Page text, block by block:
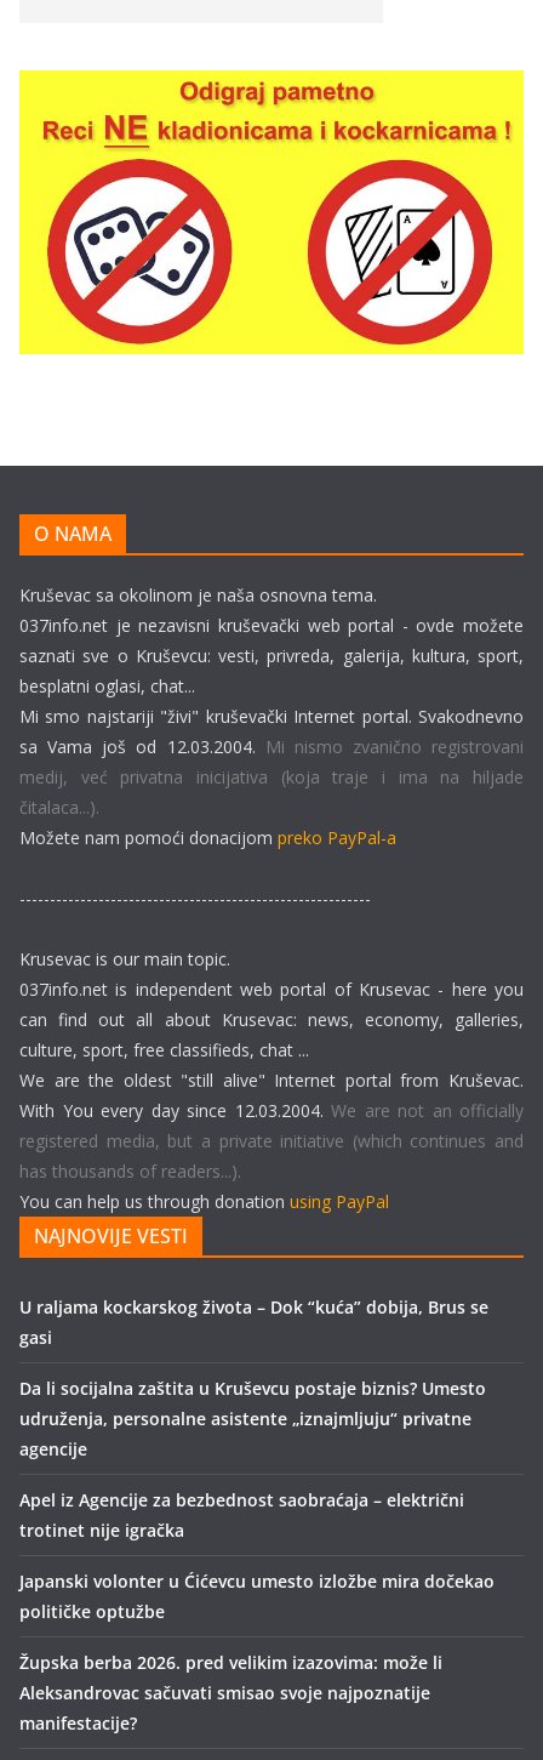
O NAMA
Kruševac sa okolinom je naša osnovna tema.
037info.net je nezavisni kruševački web portal - ovde možete
saznati sve o Kruševcu: vesti, privreda, galerija, kultura, sport,
besplatni oglasi, chat...
Mi smo najstariji "živi" kruševački Internet portal. Svakodnevno
sa Vama još od 12.03.2004. Mi nismo zvanično registrovani
medij, već privatna inicijativa (koja traje i ima na hiljade
čitalaca...).
Možete nam pomoći donacijom preko PayPal-a
----------------------------------------------------------
Krusevac is our main topic.
037info.net is independent web portal of Krusevac - here you
can find out all about Krusevac: news, economy, galleries,
culture, sport, free classifieds, chat ...
We are the oldest "still alive" Internet portal from Kruševac.
With You every day since 12.03.2004. We are not an officially
registered media, but a private initiative (which continues and
has thousands of readers...).
You can help us through donation using PayPal
NAJNOVIJE VESTI
U raljama kockarskog života – Dok “kuća” dobija, Brus se
gasi
Da li socijalna zaštita u Kruševcu postaje biznis? Umesto
udruženja, personalne asistente „iznajmljuju“ privatne
agencije
Apel iz Agencije za bezbednost saobraćaja – električni
trotinet nije igračka
Japanski volonter u Ćićevcu umesto izložbe mira dočekao
političke optužbe
Župska berba 2026. pred velikim izazovima: može li
Aleksandrovac sačuvati smisao svoje najpoznatije
manifestacije?